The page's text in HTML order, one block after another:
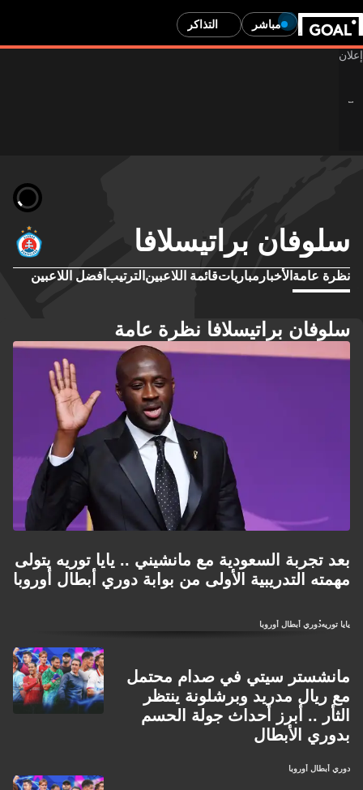
مباشر التذاكر
سلوفان براتيسلافا
نظرة عامة الأخبار مبارياتقائمة اللاعبين الترتيب أفضل اللاعبين
سلوفان براتيسلافا نظرة عامة
بعد تجربة السعودية مع مانشيني .. يايا توريه يتولى
مهمته التدريبية الأولى من بوابة دوري أبطال أوروبا
يايا توريهدوري أبطال أوروبا
مانشستر سيتي في صدام محتمل
مع ريال مدريد وبرشلونة ينتظر
الثأر .. أبرز أحداث جولة الحسم
بدوري الأبطال
دوري أبطال أوروبا